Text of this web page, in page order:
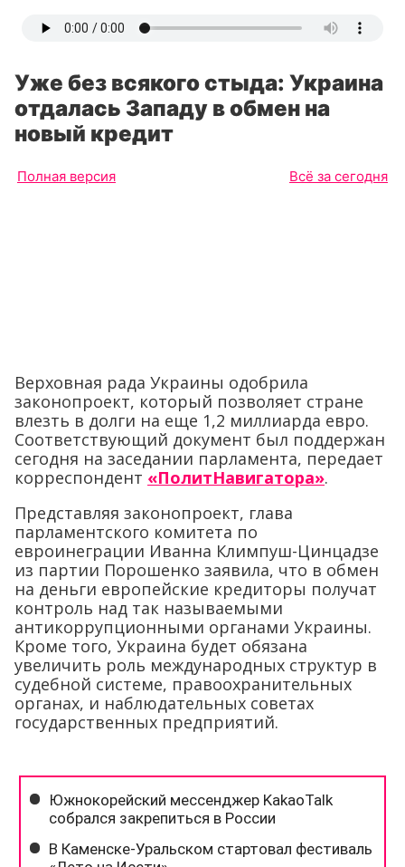
Уже без всякого стыда: Украина
отдалась Западу в обмен на
новый кредит
Полная версия Всё за сегодня
Верховная рада Украины одобрила
законопроект, который позволяет стране
влезть в долги на еще 1,2 миллиарда евро.
Соответствующий документ был поддержан
сегодня на заседании парламента, передает
корреспондент «ПолитНавигатора».
Представляя законопроект, глава
парламентского комитета по
евроинеграции Иванна Климпуш-Цинцадзе
из партии Порошенко заявила, что в обмен
на деньги европейские кредиторы получат
контроль над так называемыми
антикоррупционными органами Украины.
Кроме того, Украина будет обязана
увеличить роль международных структур в
судебной системе, правоохранительных
органах, и наблюдательных советах
государственных предприятий.